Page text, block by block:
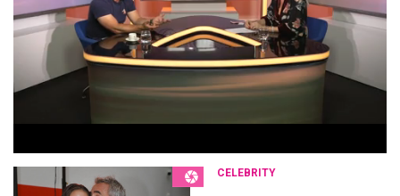
t
e
6
d
CELEBRITY